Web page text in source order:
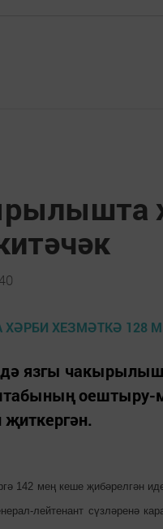
язгы
оештыру-
җиткергән.
142 мең кеше җибәрелгән
лейтенант сүзләренә